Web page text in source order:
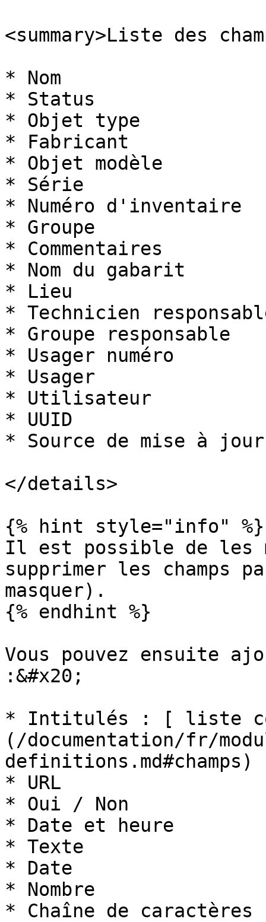
<summary>Liste des
* Nom
* Status
* Objet type
* Fabricant
* Objet modèle
* Série
* Numéro d'inventaire
* Groupe
* Commentaires
* Nom du gabarit
* Lieu
* Technicien
* Groupe responsable
* Usager numéro
* Usager
* Utilisateur
* UUID
* Source de mise à jour
</details>
{% hint style="info" %}
Il est possible de les
supprimer les champs
masquer).
{% endhint %}
Vous pouvez ensuite
:&#x20;
* Intitulés : [ liste
(/documentation/fr/
definitions.md#champs)
* URL
* Oui / Non
* Date et heure
* Texte
* Date
* Nombre
* Chaîne de caractères